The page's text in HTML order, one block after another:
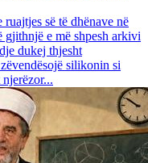
së të dhënave në
gjithnjë e më shpesh arkivi
dukej thjesht
silikonin si